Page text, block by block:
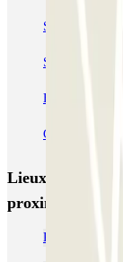
SAEMES
SAEMES
Bercy - Arena
Garage
Lieux et
proximité
Parking Jardin